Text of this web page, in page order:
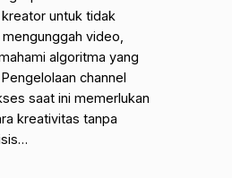
untuk tidak
video,
algoritma yang
channel
saat ini memerlukan
kreativitas tanpa